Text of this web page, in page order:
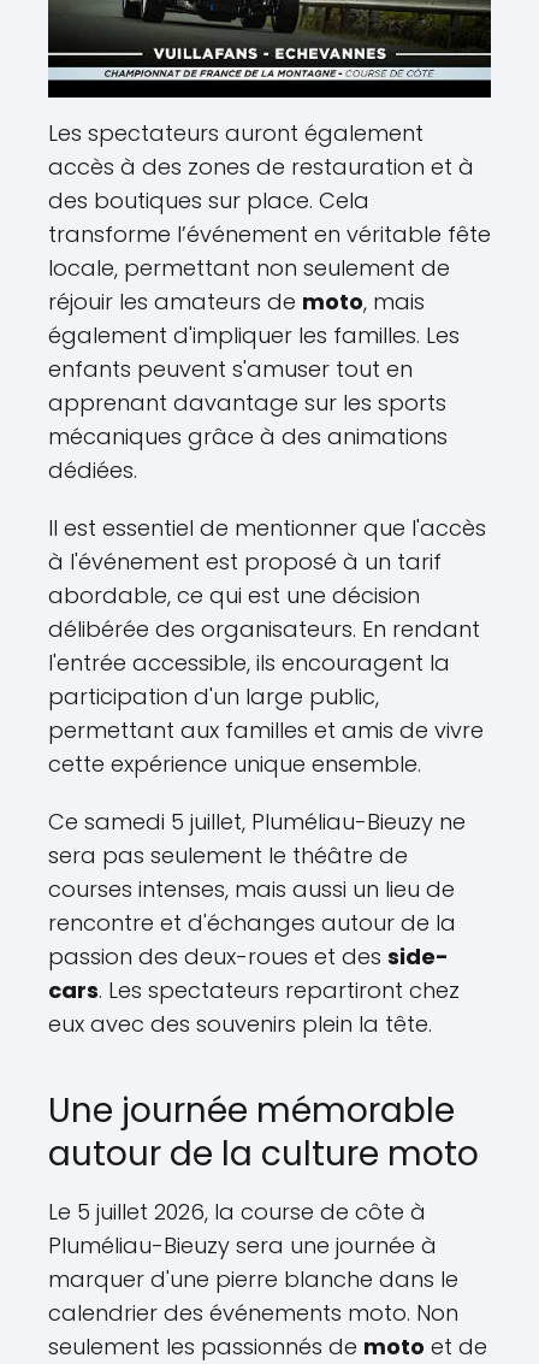
Les spectateurs auront également
accès à des zones de restauration et à
des boutiques sur place. Cela
transforme l’événement en véritable fête
locale, permettant non seulement de
réjouir les amateurs de moto, mais
également d'impliquer les familles. Les
enfants peuvent s'amuser tout en
apprenant davantage sur les sports
mécaniques grâce à des animations
dédiées.
Il est essentiel de mentionner que l'accès
à l'événement est proposé à un tarif
abordable, ce qui est une décision
délibérée des organisateurs. En rendant
l'entrée accessible, ils encouragent la
participation d'un large public,
permettant aux familles et amis de vivre
cette expérience unique ensemble.
Ce samedi 5 juillet, Pluméliau-Bieuzy ne
sera pas seulement le théâtre de
courses intenses, mais aussi un lieu de
rencontre et d'échanges autour de la
passion des deux-roues et des side-
cars. Les spectateurs repartiront chez
eux avec des souvenirs plein la tête.
Une journée mémorable
autour de la culture moto
Le 5 juillet 2026, la course de côte à
Pluméliau-Bieuzy sera une journée à
marquer d'une pierre blanche dans le
calendrier des événements moto. Non
seulement les passionnés de moto et de